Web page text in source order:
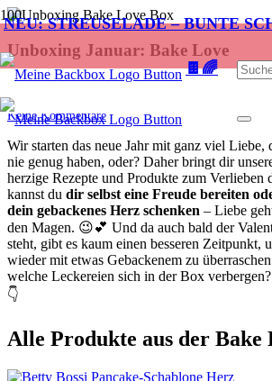
NEU: STREUSELADE – BUNTE
🍫🌈
Unboxing Januar: Bake Love
vor 4 Jahren
Alicia
Keine Kommentare
Wir starten das neue Jahr mit ganz viel Liebe,
nie genug haben, oder? Daher bringt dir
herzige Rezepte und Produkte zum Verlieben
kannst du dir selbst eine Freude bereiten
dein gebackenes Herz schenken – Liebe
den Magen. 😉💕 Und da auch bald der
steht, gibt es kaum einen besseren Zeitpunkt,
wieder mit etwas Gebackenem zu
welche Leckereien sich in der Box
👇
Alle Produkte aus der Bake